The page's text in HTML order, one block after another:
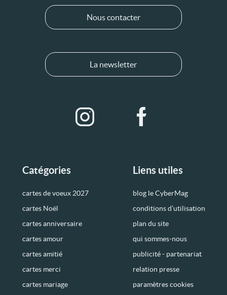
Catégories
cartes de voeux 2027
cartes Noël
cartes anniversaire
cartes amour
cartes amitié
cartes merci
cartes mariage
Liens utiles
blog le CyberMag
conditions d’utilisation
plan du site
qui sommes-nous
publicité - partenariat
relation presse
paramètres cookies
Nous contacter
La newsletter